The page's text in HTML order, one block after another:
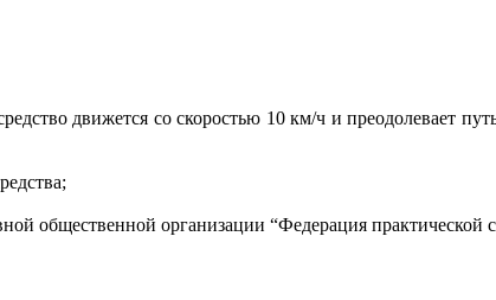
движется со скоростью 10 км/ч и преодолевает
общественной организации “Федерация